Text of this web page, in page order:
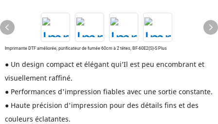
Imprimante DTF améliorée, purificateur de fumée 60cm à 2 têtes, BF-60E2(S)-S Plus
● Un design compact et élégant qui’Il est peu encombrant et
visuellement raffiné.
● Performances d'impression fiables avec une sortie constante.
● Haute précision d'impression pour des détails fins et des
couleurs éclatantes.